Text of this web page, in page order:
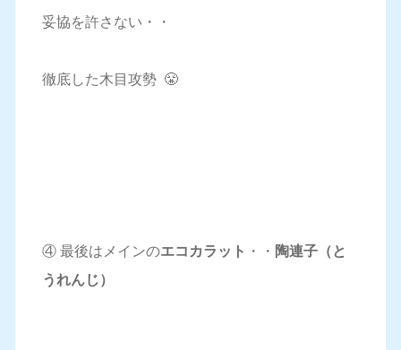
妥協を許さない・・
徹底した木目攻勢 😤
④ 最後はメインのエコカラット ・・ 陶連子（と
うれんじ）